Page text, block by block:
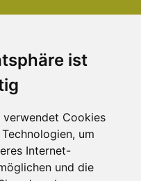
ist
verwendet Cookies
um
Internet-
und die
33
Partschins
0039 338 983 14 88